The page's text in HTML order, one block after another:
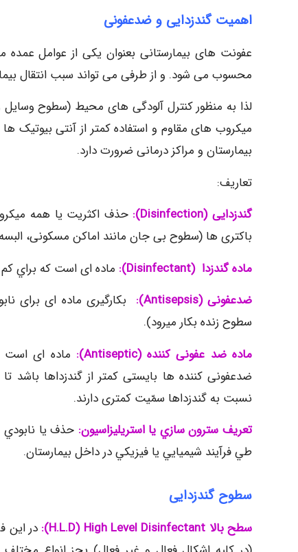
اهمیت گندزدایی و ضدعفونی
محسوب می شود. و از طرفی می تواند سبب انتقال
لذا به منظور کنترل آلودگی های محیط (سطوح
میکروب های مقاوم و استفاده کمتر از آنتی بیوتیک
بیمارستان و مراکز درمانی ضرورت دارد.
تعاریف:
گندزدایی(
Disinfection
)
:حذف اکثریت یا همه
باکتری ها (سطوح بی جان مانند اماکن مسکونی،
ماده گندزدا(
Disinfectant
)
: ماده ای است كه براي
ضدعفونی(
Antisepsis
)
: بکارگیری ماده ای برای
سطوح زنده بکار میرود).
ماده ضد عفونی کننده(
Antiseptic
): ماده ای است
ضدعفونی کننده ها بایستی کمتر از گندزداها
نسبت به گندزداها سمّیت کمتری دارند.
تعريف سترون سازي يا استريليزاسيون: حذف يا نابودي
طي فرآيند شيميايي يا فيزيكي در داخل بيمارستان.
سطوح گندزدایی
سطح بالا H.L.D) High Level Disinfectant):
در این